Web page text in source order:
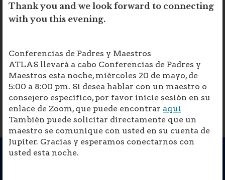
Thank you and we look forward to connecting
with you this evening.
Conferencias de Padres y Maestros
ATLAS llevará a cabo Conferencias de Padres y
Maestros esta noche, miércoles 20 de mayo, de
5:00 a 8:00 pm. Si desea hablar con un maestro o
consejero específico, por favor inicie sesión en su
enlace de Zoom, que puede encontrar aquí
También puede solicitar directamente que un
maestro se comunique con usted en su cuenta de
Jupiter. Gracias y esperamos conectarnos con
usted esta noche.